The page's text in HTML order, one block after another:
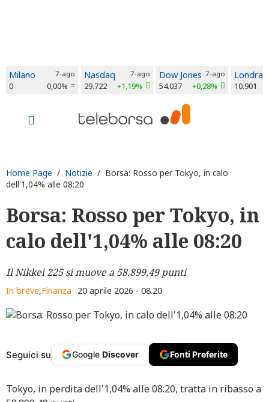
Milano 7-ago
0 0,00%
Nasdaq 7-ago
29.722 +1,19%
Dow Jones 7-ago
54.037 +0,28%
Londra
10.901
Home Page / Notizie / Borsa: Rosso per Tokyo, in calo
dell'1,04% alle 08:20
Borsa: Rosso per Tokyo, in
calo dell'1,04% alle 08:20
Il Nikkei 225 si muove a 58.899,49 punti
In breve,Finanza 20 aprile 2026 - 08.20
Seguici su Google Discover Fonti Preferite
Tokyo, in perdita dell'1,04% alle 08:20, tratta in ribasso a